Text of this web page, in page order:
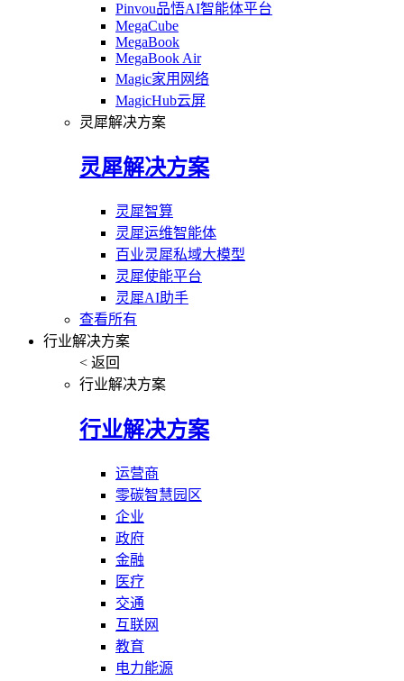
Pinvou品悟AI智能体平台
MegaCube
MegaBook
MegaBook Air
Magic家用网络
MagicHub云屏
灵犀解决方案
灵犀解决方案
灵犀智算
灵犀运维智能体
百业灵犀私域大模型
灵犀使能平台
灵犀AI助手
查看所有
行业解决方案
< 返回
行业解决方案
行业解决方案
运营商
零碳智慧园区
企业
政府
金融
医疗
交通
互联网
教育
电力能源